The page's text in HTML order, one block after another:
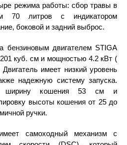
режима работы: сбор травы в
70 литров с индикатором
боковой и задний выброс.
бензиновым двигателем STIGA
куб. см и мощностью 4.2 кBт (
имеет низкий уровень
надежную систему запуска.
ширину кошения 53 см и
высоты кошения от 25 до
ручки.
самоходный механизм с